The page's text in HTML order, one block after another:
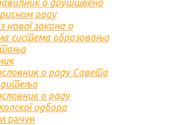
о друштвено
раду
новог закона о
система образовања
о раду Савета
о раду
одбора
рачун